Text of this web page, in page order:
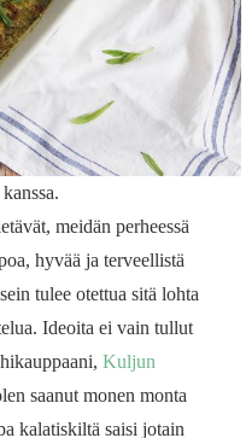
meidän perheessä
hyvää ja terveellistä
tulee otettua sitä lohta
Ideoita ei vain tullut
Kuljun
saanut monen monta
kalatiskiltä saisi jotain